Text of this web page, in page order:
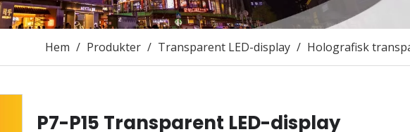
Hem / Produkter / Transparent LED-display / Holografisk
P7-P15 Transparent LED-display